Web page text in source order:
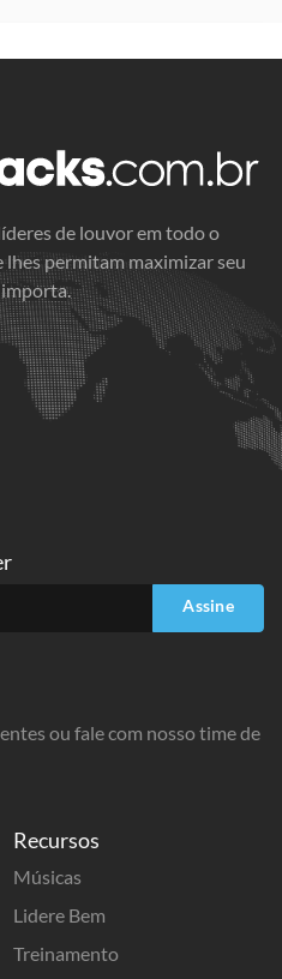
de louvor em todo o
permitam maximizar seu
Recursos
Músicas
Lidere Bem
Treinamento
Assine
ou fale com nosso time de